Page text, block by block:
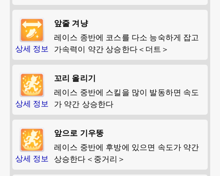
상세 정보
앞줄 겨냥
레이스 종반에 코스를 다소 능숙하게 잡고
가속력이 약간 상승한다＜더트＞
상세 정보
꼬리 올리기
레이스 중반에 스킬을 많이 발동하면 속도
가 약간 상승한다
상세 정보
앞으로 기우뚱
레이스 중반에 후방에 있으면 속도가 약간
상승한다＜중거리＞